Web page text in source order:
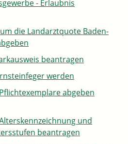
- Erlaubnis
die Landarztquote Baden-
beantragen
werden
abgeben
und
beantragen